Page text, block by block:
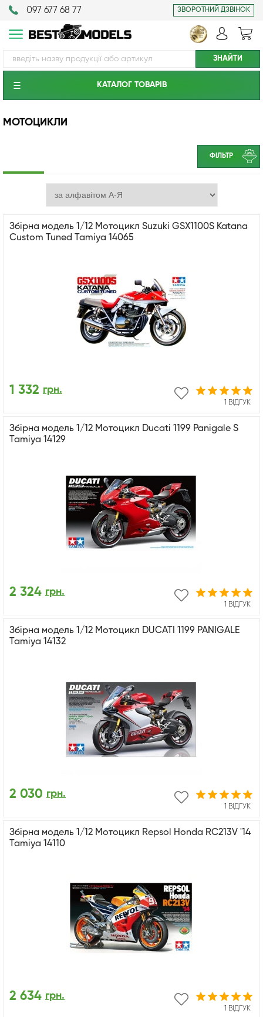
097 677 68 77 ЗВОРОТНИЙ ДЗВІНОК
КАТАЛОГ ТОВАРIВ
МОТОЦИКЛИ
ФІЛЬТР
Збірна модель 1/12 Мотоцикл Suzuki GSX1100S Katana
Custom Tuned Tamiya 14065
1 ВІДГУК
1 332 грн.
Збірна модель 1/12 Мотоцикл Ducati 1199 Panigale S
Tamiya 14129
1 ВІДГУК
2 324 грн.
Збірна модель 1/12 Мотоцикл DUCATI 1199 PANIGALE
Tamiya 14132
1 ВІДГУК
2 030 грн.
Збірна модель 1/12 Мотоцикл Repsol Honda RC213V '14
Tamiya 14110
1 ВІДГУК
2 634 грн.